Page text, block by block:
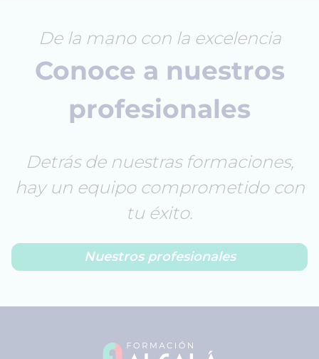
De la mano con la excelencia
Conoce a nuestros
profesionales
Detrás de nuestras formaciones,
hay un equipo comprometido con
tu éxito.
Nuestros profesionales